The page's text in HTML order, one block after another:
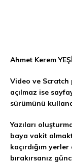
Ahmet Kerem
Video ve Scratch
açılmaz ise
sürümünü
Yazıları
baya vakit
kaçırdığım
bırakırsanız